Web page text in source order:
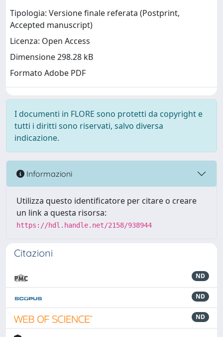
Tipologia: Versione finale referata (Postprint,
Accepted manuscript)
Licenza: Open Access
Dimensione 298.28 kB
Formato Adobe PDF
I documenti in FLORE sono protetti da copyright e
tutti i diritti sono riservati, salvo diversa
indicazione.
Informazioni
Utilizza questo identificatore per citare o creare
un link a questa risorsa:
https://hdl.handle.net/2158/938944
Citazioni
ND
ND
ND